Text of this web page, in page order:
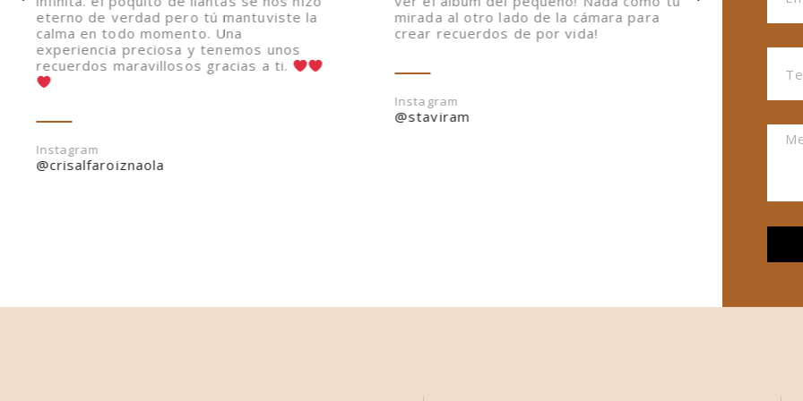
eterno de verdad pero tú mantuviste la
calma en todo momento. Una
experiencia preciosa y tenemos unos
recuerdos maravillosos gracias a ti.
Instagram
@crisalfaroiznaola
mirada al otro lado de la cámara para
crear recuerdos de por vida!
Instagram
@staviram